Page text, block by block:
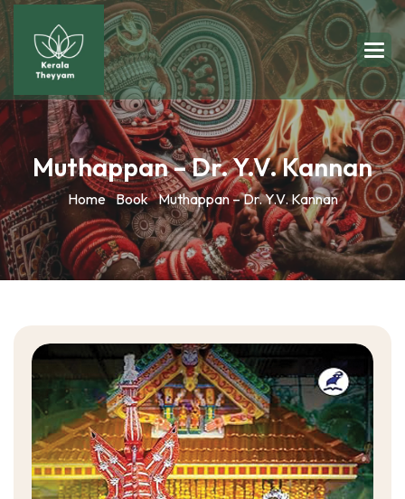
Muthappan – Dr. Y.V. Kannan
Home Book Muthappan – Dr. Y.V. Kannan